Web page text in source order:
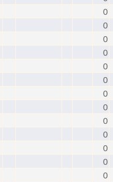
0
0
0
0
0
0
0
0
0
0
0
0
0